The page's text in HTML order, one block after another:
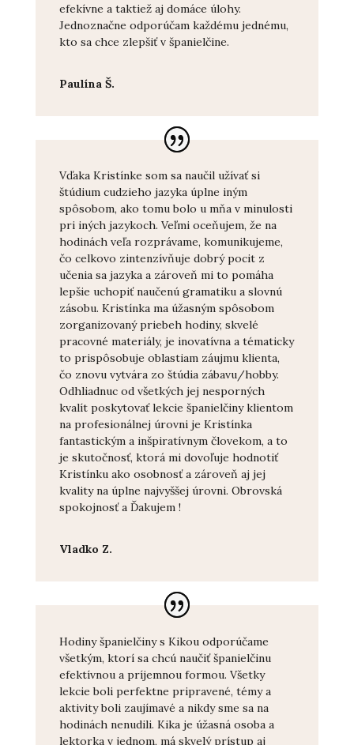
efekívne a taktiež aj domáce úlohy.
Jednoznačne odporúčam každému jednému,
kto sa chce zlepšiť v španielčine.
Paulína Š.
Vďaka Kristínke som sa naučil užívať si
štúdium cudzieho jazyka úplne iným
spôsobom, ako tomu bolo u mňa v minulosti
pri iných jazykoch. Veľmi oceňujem, že na
hodinách veľa rozprávame, komunikujeme,
čo celkovo zintenzívňuje dobrý pocit z
učenia sa jazyka a zároveň mi to pomáha
lepšie uchopiť naučenú gramatiku a slovnú
zásobu. Kristínka ma úžasným spôsobom
zorganizovaný priebeh hodiny, skvelé
pracovné materiály, je inovatívna a tématicky
to prispôsobuje oblastiam záujmu klienta,
čo znovu vytvára zo štúdia zábavu/hobby.
Odhliadnuc od všetkých jej nesporných
kvalít poskytovať lekcie španielčiny klientom
na profesionálnej úrovni je Kristínka
fantastickým a inšpiratívnym človekom, a to
je skutočnosť, ktorá mi dovoľuje hodnotiť
Kristínku ako osobnosť a zároveň aj jej
kvality na úplne najvyššej úrovni. Obrovská
spokojnosť a Ďakujem !
Vladko Z.
Hodiny španielčiny s Kikou odporúčame
všetkým, ktorí sa chcú naučiť španielčinu
efektívnou a príjemnou formou. Všetky
lekcie boli perfektne pripravené, témy a
aktivity boli zaujímavé a nikdy sme sa na
hodinách nenudili. Kika je úžasná osoba a
lektorka v jednom, má skvelý prístup aj